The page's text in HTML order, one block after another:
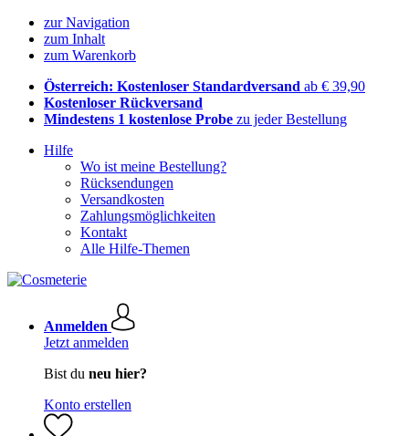
zur Navigation
zum Inhalt
zum Warenkorb
Österreich: Kostenloser Standardversand ab € 39,90
Kostenloser Rückversand
Mindestens 1 kostenlose Probe zu jeder Bestellung
Hilfe
Wo ist meine Bestellung?
Rücksendungen
Versandkosten
Zahlungsmöglichkeiten
Kontakt
Alle Hilfe-Themen
Anmelden
Jetzt anmelden
Bist du neu hier?
Konto erstellen